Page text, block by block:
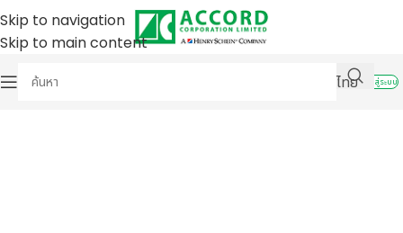
Skip to navigation
Skip to main content
ไทย
เข้าสู่ระบบ